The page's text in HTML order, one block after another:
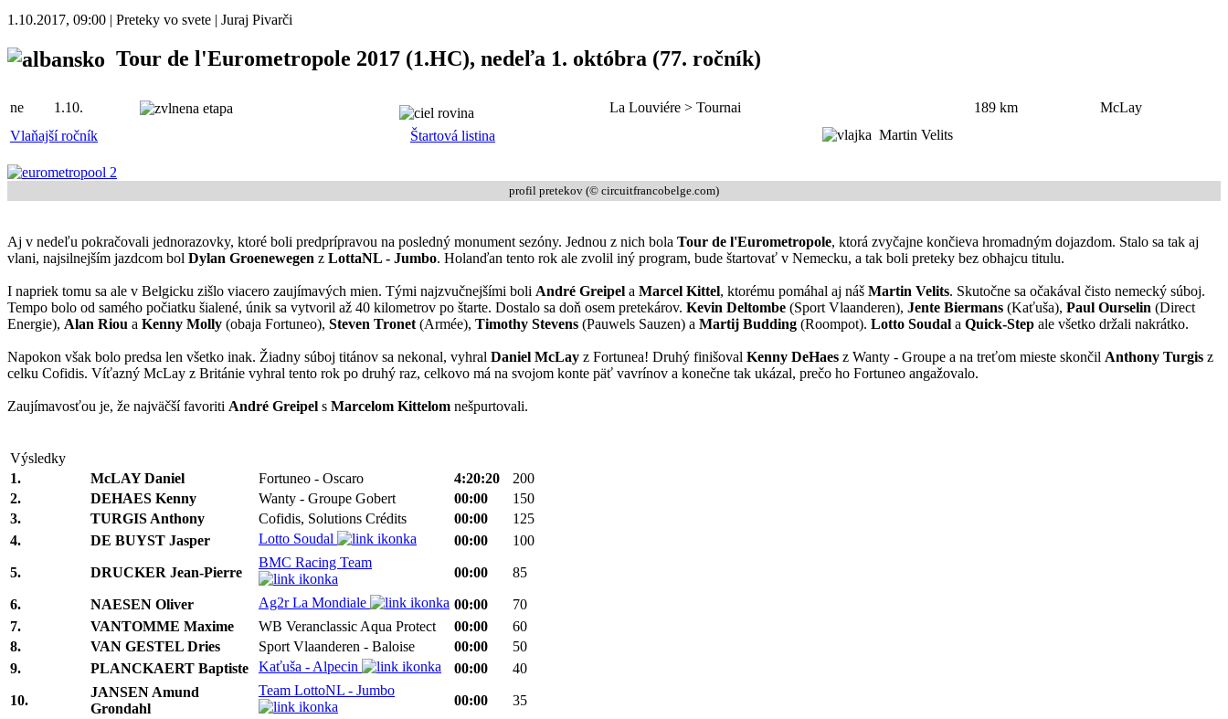
1.10.2017, 09:00 | Preteky vo svete | Juraj Pivarči
Tour de l'Eurometropole 2017 (1.HC), nedeľa 1. októbra (77. ročník)
ne 1.10. La Louviére > Tournai 189 km
McLay
Vlaňajší ročník
Štartová listina Martin Velits
profil pretekov (© circuitfrancobelge.com)
Aj v nedeľu pokračovali jednorazovky, ktoré boli predprípravou na posledný monument sezóny. Jednou z nich bola Tour de l'Eurometropole, ktorá zvyčajne končieva hromadným dojazdom. Stalo sa tak aj
vlani, najsilnejším jazdcom bol Dylan Groenewegen z LottaNL - Jumbo. Holanďan tento rok ale zvolil iný program, bude štartovať v Nemecku, a tak boli preteky bez obhajcu titulu.
I napriek tomu sa ale v Belgicku zišlo viacero zaujímavých mien. Tými najzvučnejšími boli André Greipel a Marcel Kittel, ktorému pomáhal aj náš Martin Velits. Skutočne sa očakával čisto nemecký súboj.
Tempo bolo od samého počiatku šialené, únik sa vytvoril až 40 kilometrov po štarte. Dostalo sa doň osem pretekárov. Kevin Deltombe (Sport Vlaanderen), Jente Biermans (Kaťuša), Paul Ourselin (Direct
Energie), Alan Riou a Kenny Molly (obaja Fortuneo), Steven Tronet (Armée), Timothy Stevens (Pauwels Sauzen) a Martij Budding (Roompot). Lotto Soudal a Quick-Step ale všetko držali nakrátko.
Napokon však bolo predsa len všetko inak. Žiadny súboj titánov sa nekonal, vyhral Daniel McLay z Fortunea! Druhý finišoval Kenny DeHaes z Wanty - Groupe a na treťom mieste skončil Anthony Turgis z
celku Cofidis. Víťazný McLay z Británie vyhral tento rok po druhý raz, celkovo má na svojom konte päť vavrínov a konečne tak ukázal, prečo ho Fortuneo angažovalo.
Zaujímavosťou je, že najväčší favoriti André Greipel s Marcelom Kittelom nešpurtovali.
Výsledky
1.
McLAY Daniel Fortuneo - Oscaro 4:20:20
200
2.
DEHAES Kenny Wanty - Groupe Gobert 00:00
150
3.
TURGIS Anthony Cofidis, Solutions Crédits 00:00
125
4.
DE BUYST Jasper Lotto Soudal 00:00 100
5. DRUCKER Jean-Pierre
BMC Racing Team
00:00 85
6. NAESEN Oliver Ag2r La Mondiale 00:00
70
7.
VANTOMME Maxime WB Veranclassic Aqua Protect 00:00
60
8.
VAN GESTEL Dries Sport Vlaanderen - Baloise 00:00
50
9.
PLANCKAERT Baptiste Kaťuša - Alpecin 00:00 40
10.
JANSEN Amund
Grondahl
Team LottoNL - Jumbo
00:00 35